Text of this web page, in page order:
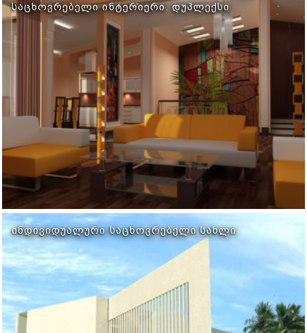
ᲡᲐᲪᲮᲝᲕᲠᲔᲑᲔᲚᲘ ᲘᲜᲢᲔᲠᲘᲔᲠᲘ. ᲓᲣᲞᲚᲔᲥᲡᲘ
ᲘᲜᲓᲘᲕᲘᲓᲣᲐᲚᲣᲠᲘ ᲡᲐᲪᲮᲝᲕᲠᲔᲑᲔᲚᲘ ᲡᲐᲮᲚᲘ